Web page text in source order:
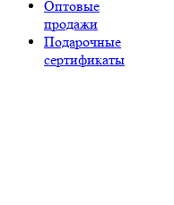
Оптовые
продажи
Подарочные
сертификаты